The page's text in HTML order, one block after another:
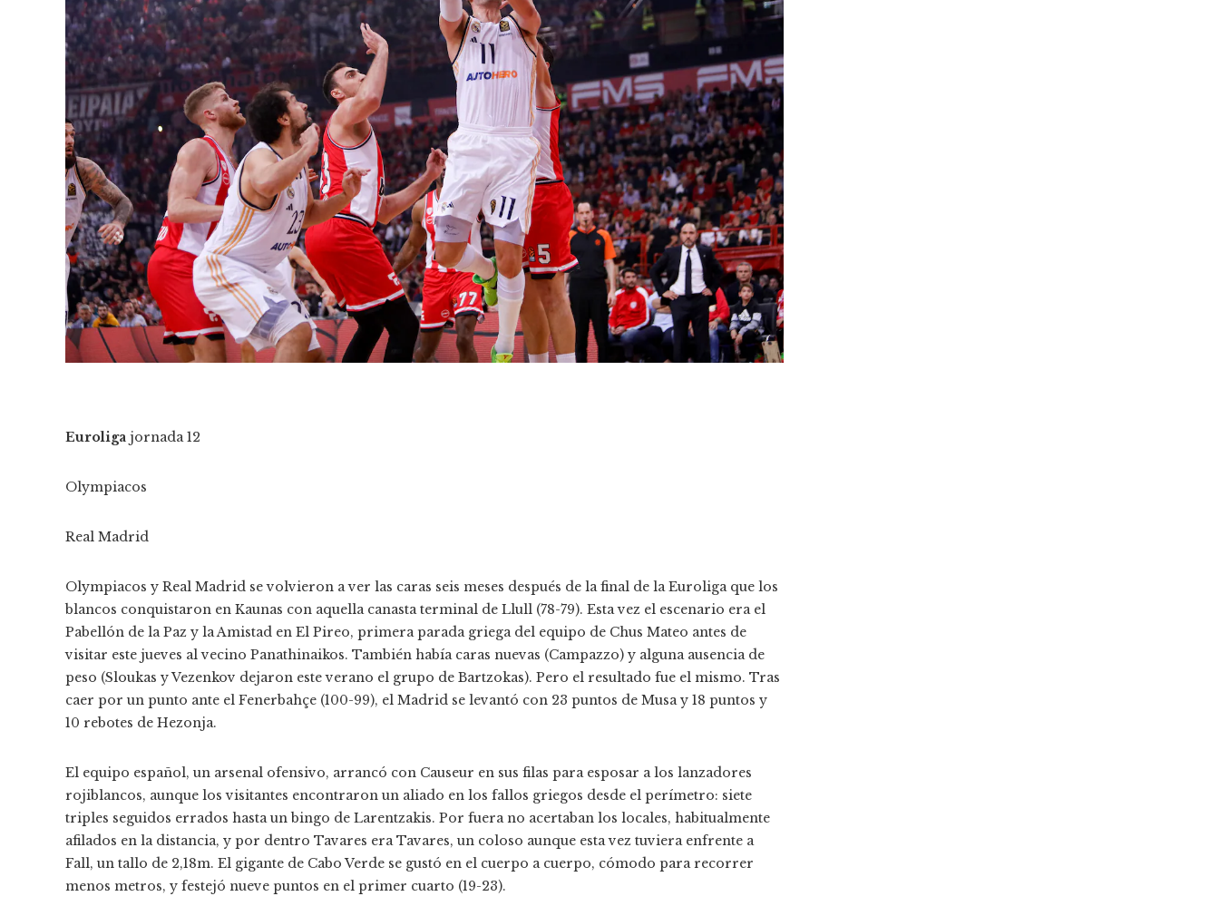
Euroliga jornada 12
Olympiacos
Real Madrid
Olympiacos y Real Madrid se volvieron a ver las caras seis meses después de la final de la Euroliga que los
blancos conquistaron en Kaunas con aquella canasta terminal de Llull (78-79). Esta vez el escenario era el
Pabellón de la Paz y la Amistad en El Pireo, primera parada griega del equipo de Chus Mateo antes de
visitar este jueves al vecino Panathinaikos. También había caras nuevas (Campazzo) y alguna ausencia de
peso (Sloukas y Vezenkov dejaron este verano el grupo de Bartzokas). Pero el resultado fue el mismo. Tras
caer por un punto ante el Fenerbahçe (100-99), el Madrid se levantó con 23 puntos de Musa y 18 puntos y
10 rebotes de Hezonja.
El equipo español, un arsenal ofensivo, arrancó con Causeur en sus filas para esposar a los lanzadores
rojiblancos, aunque los visitantes encontraron un aliado en los fallos griegos desde el perímetro: siete
triples seguidos errados hasta un bingo de Larentzakis. Por fuera no acertaban los locales, habitualmente
afilados en la distancia, y por dentro Tavares era Tavares, un coloso aunque esta vez tuviera enfrente a
Fall, un tallo de 2,18m. El gigante de Cabo Verde se gustó en el cuerpo a cuerpo, cómodo para recorrer
menos metros, y festejó nueve puntos en el primer cuarto (19-23).